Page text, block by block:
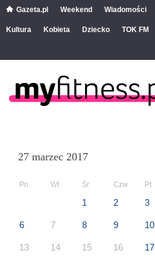
Gazeta.pl Weekend Wiadomości
Kultura Kobieta Dziecko TOK FM
27 marzec 2017
Pn Wt Śr Czw Pt
1 2 3
6 7 8 9 10
13 14 15 16 17